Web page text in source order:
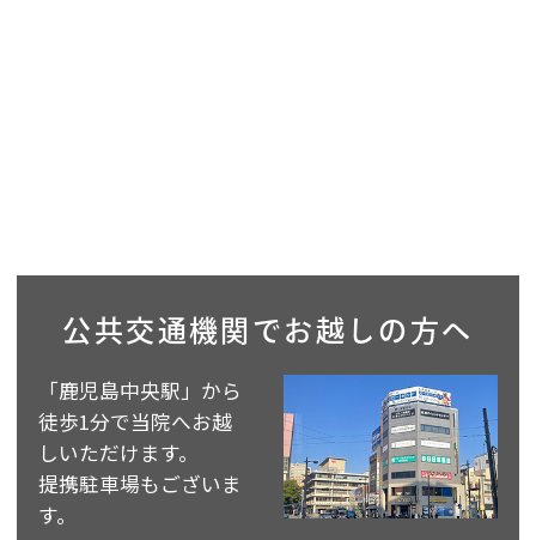
公共交通機関で お越しの方へ
「鹿児島中央駅」から
徒歩1分で当院へお越
しいただけます。
提携駐車場もございま
す。